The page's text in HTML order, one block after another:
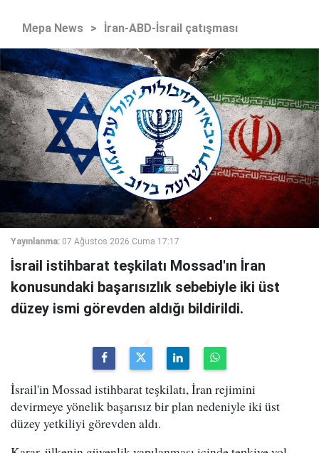
Mepa News > İran-ABD-İsrail çatışması
Yayınlanma: 07 Ağustos 2026 Cuma 17:17
İsrail istihbarat teşkilatı Mossad'ın İran
konusundaki başarısızlık sebebiyle iki üst
düzey ismi görevden aldığı bildirildi.
İsrail'in Mossad istihbarat teşkilatı, İran rejimini
devirmeye yönelik başarısız bir plan nedeniyle iki üst
düzey yetkiliyi görevden aldı.